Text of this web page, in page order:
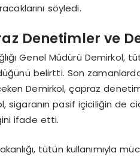
söyledi.
Denetimler ve
Genel Müdürü Demirkol,
belirtti. Son
Demirkol, çapraz
sigaranın pasif içiciliğin de
ifade etti.
tütün kullanımıyla